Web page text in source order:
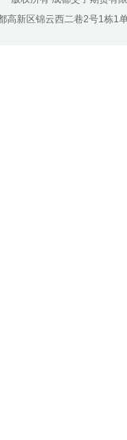
高新区锦云西二巷2号1栋1